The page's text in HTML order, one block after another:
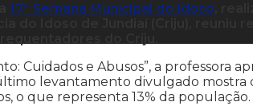
17ª Semana Municipal do Idoso
Cuidados e Abusos”, a professora
levantamento divulgado mostra
o que representa 13% da